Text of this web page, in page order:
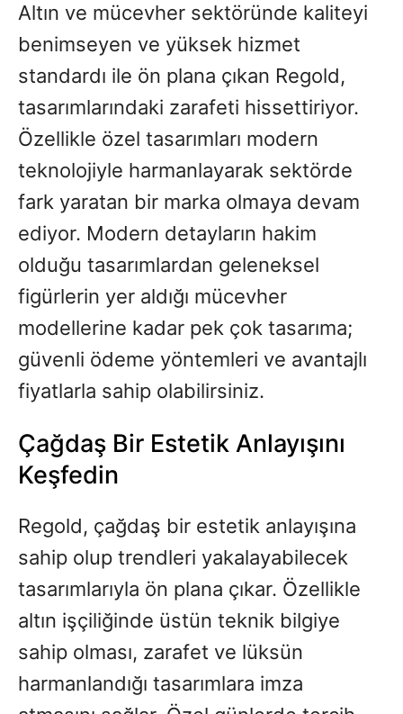
Altın ve mücevher sektöründe kaliteyi
benimseyen ve yüksek hizmet
standardı ile ön plana çıkan Regold,
tasarımlarındaki zarafeti hissettiriyor.
Özellikle özel tasarımları modern
teknolojiyle harmanlayarak sektörde
fark yaratan bir marka olmaya devam
ediyor. Modern detayların hakim
olduğu tasarımlardan geleneksel
figürlerin yer aldığı mücevher
modellerine kadar pek çok tasarıma;
güvenli ödeme yöntemleri ve avantajlı
fiyatlarla sahip olabilirsiniz.
Çağdaş Bir Estetik Anlayışını
Keşfedin
Regold, çağdaş bir estetik anlayışına
sahip olup trendleri yakalayabilecek
tasarımlarıyla ön plana çıkar. Özellikle
altın işçiliğinde üstün teknik bilgiye
sahip olması, zarafet ve lüksün
harmanlandığı tasarımlara imza